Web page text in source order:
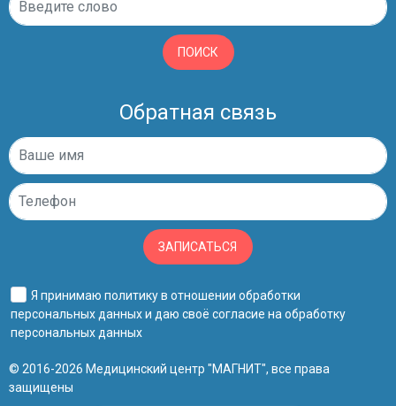
ПОИСК
Обратная связь
ЗАПИСАТЬСЯ
Я принимаю политику в отношении обработки
персональных данныхи даю своё согласие на обработку
персональных данных
© 2016-2026 Медицинский центр "МАГНИТ", все права
защищены